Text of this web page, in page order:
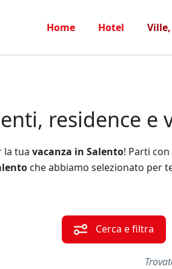
Home Hotel
residence e
la tua vacanza in Salento! Parti
che abbiamo selezionato per
Cerca e filtra